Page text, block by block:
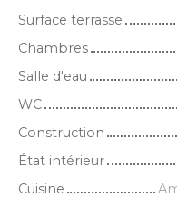
Surface terrasse
Chambres
Salle d'eau
WC
Construction
État intérieur
Cuisine